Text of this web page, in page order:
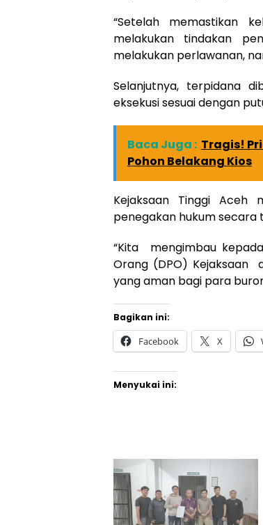
“Setelah memastikan
melakukan tindakan
melakukan perlawanan,
Selanjutnya, terpidana
eksekusi sesuai dengan
Baca Juga : Tragis!
Pohon Belakang Kios
Kejaksaan Tinggi Aceh
penegakan hukum secara
“Kita mengimbau
Orang (DPO) Kejaksaan
yang aman bagi para
Bagikan ini:
Facebook X
Menyukai ini: